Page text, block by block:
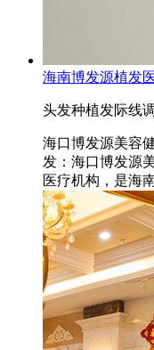
海南博发源植发
头发种植发际线
海口博发源美容
发：海口博发源
医疗机构，是海